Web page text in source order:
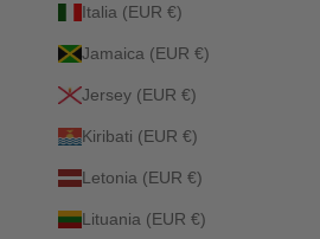
Italia (EUR €)
Jamaica (EUR €)
Jersey (EUR €)
Kiribati (EUR €)
Letonia (EUR €)
Lituania (EUR €)